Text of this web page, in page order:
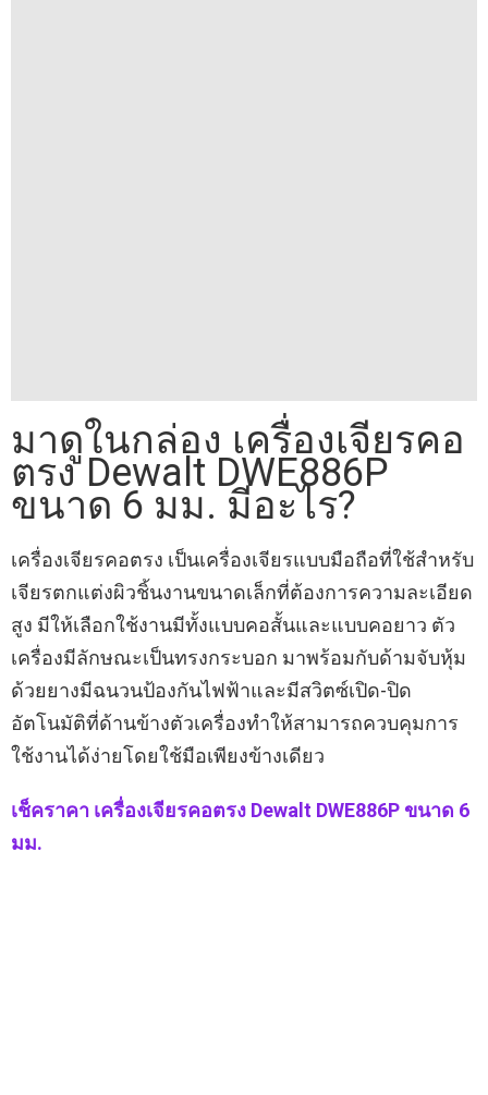
มาดูในกล่อง เครื่องเจียรคอ
ตรง Dewalt DWE886P
ขนาด 6 มม. มีอะไร?
เครื่องเจียรคอตรง เป็นเครื่องเจียรแบบมือถือที่ใช้สำหรับ
เจียรตกแต่งผิวชิ้นงานขนาดเล็กที่ต้องการความละเอียด
สูง มีให้เลือกใช้งานมีทั้งแบบคอสั้นและแบบคอยาว ตัว
เครื่องมีลักษณะเป็นทรงกระบอก มาพร้อมกับด้ามจับหุ้ม
ด้วยยางมีฉนวนป้องกันไฟฟ้าและมีสวิตซ์เปิด-ปิด
อัตโนมัติที่ด้านข้างตัวเครื่องทำให้สามารถควบคุมการ